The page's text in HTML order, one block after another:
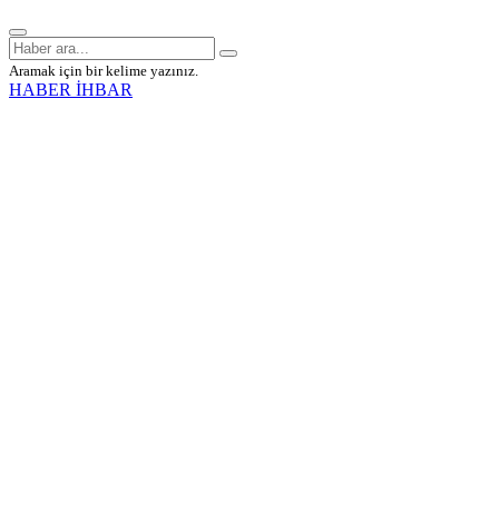
Aramak için bir kelime yazınız.
HABER İHBAR